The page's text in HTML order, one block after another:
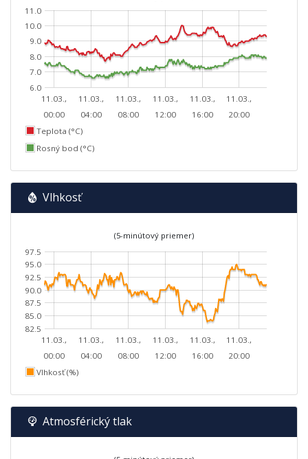
11.03.,
00:00
11.03.,
04:00
11.03.,
08:00
11.03.,
12:00
11.03.,
16:00
11.03.,
20:00
6.0
7.0
8.0
9.0
10.0
11.0
Teplota (°C)
Rosný bod (°C)
Vlhkosť
(5-minútový priemer)
11.03.,
00:00
11.03.,
04:00
11.03.,
08:00
11.03.,
12:00
11.03.,
16:00
11.03.,
20:00
82.5
85.0
87.5
90.0
92.5
95.0
97.5
Vlhkosť (%)
Atmosférický tlak